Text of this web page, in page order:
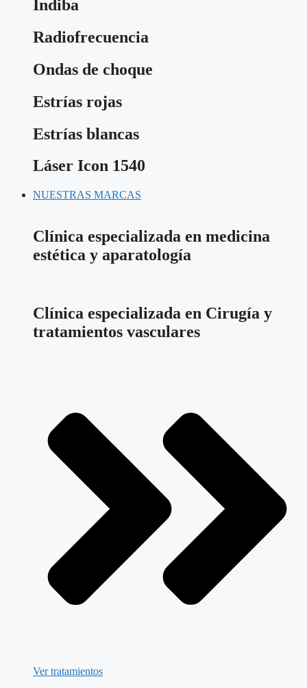
Indiba
Radiofrecuencia
Ondas de choque
Estrías rojas
Estrías blancas
Láser Icon 1540
NUESTRAS MARCAS
Clínica especializada en medicina
estética y aparatología
Clínica especializada en Cirugía y
tratamientos vasculares
Ver tratamientos